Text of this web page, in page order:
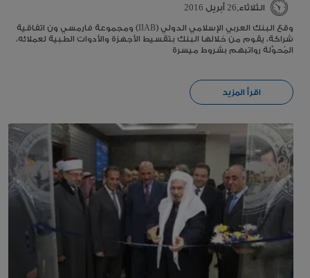
الثلاثاء,26 أبريل 2016
وقع البنك العربي الإسلامي الدولي (IIAB) ومجموعة فارمسي ون اتفاقية
شراكة، يقوم من خلالها البنك بتقسيط الأجهزة والأدوات الطبية لعملائه،
المُحوَّلة رواتبهم بشروط ميسرة
اقرأ المزيد